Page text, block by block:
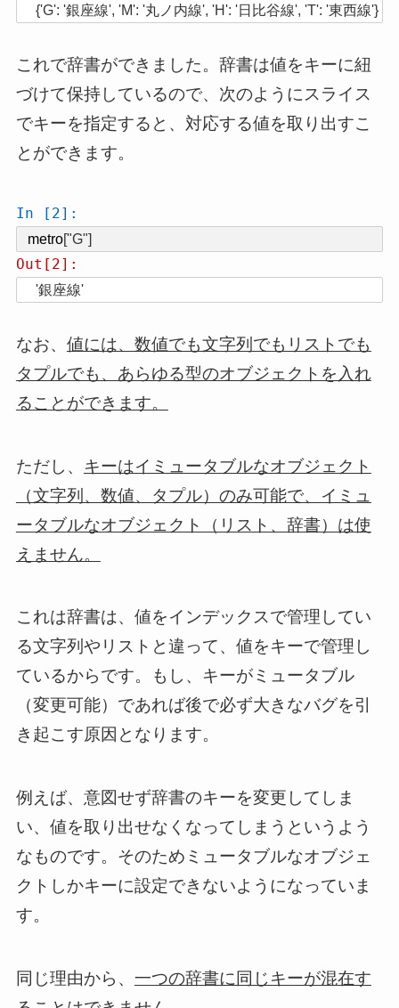
{'G': '銀座線', 'M': '丸ノ内線', 'H': '日比谷線', 'T': '東西線'}
これで辞書ができました。辞書は値をキーに紐
づけて保持しているので、次のようにスライス
でキーを指定すると、対応する値を取り出すこ
とができます。
In [2]:
metro["G"]
Out[2]:
'銀座線'
なお、 値には、数値でも文字列でもリストでも
タプルでも、あらゆる型のオブジェクトを入れ
ることができます。
ただし、 キーはイミュータブルなオブジェクト
（文字列、数値、タプル）のみ可能で、イミュ
ータブルなオブジェクト（リスト、辞書）は使
えません。
これは辞書は、値をインデックスで管理してい
る文字列やリストと違って、値をキーで管理し
ているからです。もし、キーがミュータブル
（変更可能）であれば後で必ず大きなバグを引
き起こす原因となります。
例えば、意図せず辞書のキーを変更してしま
い、値を取り出せなくなってしまうというよう
なものです。そのためミュータブルなオブジェ
クトしかキーに設定できないようになっていま
す。
同じ理由から、 一つの辞書に同じキーが混在す